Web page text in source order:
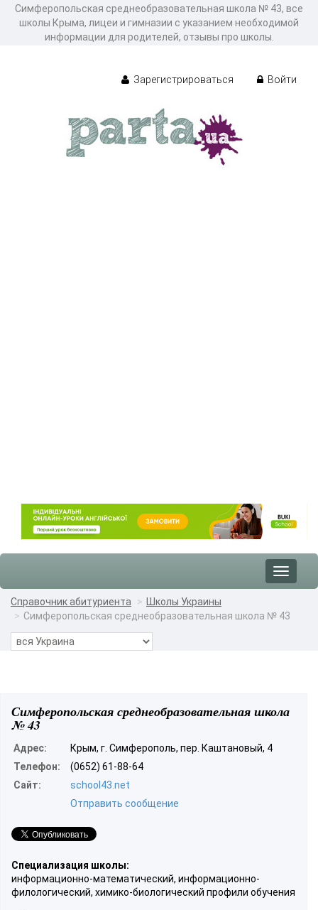
Симферопольская среднеобразовательная школа № 43, все
школы Крыма, лицеи и гимназии с указанием необходимой
информации для родителей, отзывы про школы.
Зарегистрироваться Войти
Toggle
Справочник абитуриента
Школы Украины
Симферопольская среднеобразовательная школа № 43
Симферопольская среднеобразовательная школа
№ 43
Адрес:
Крым, г. Симферополь, пер. Каштановый, 4
Телефон:
(0652) 61-88-64
Сайт:
school43.net
Отправить сообщение
Специализация школы:
информационно-математический, информационно-
филологический, химико-биологический профили обучения